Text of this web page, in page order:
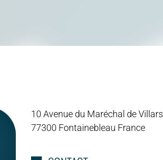
10 Avenue du Maréchal de Villars
77300 Fontainebleau France